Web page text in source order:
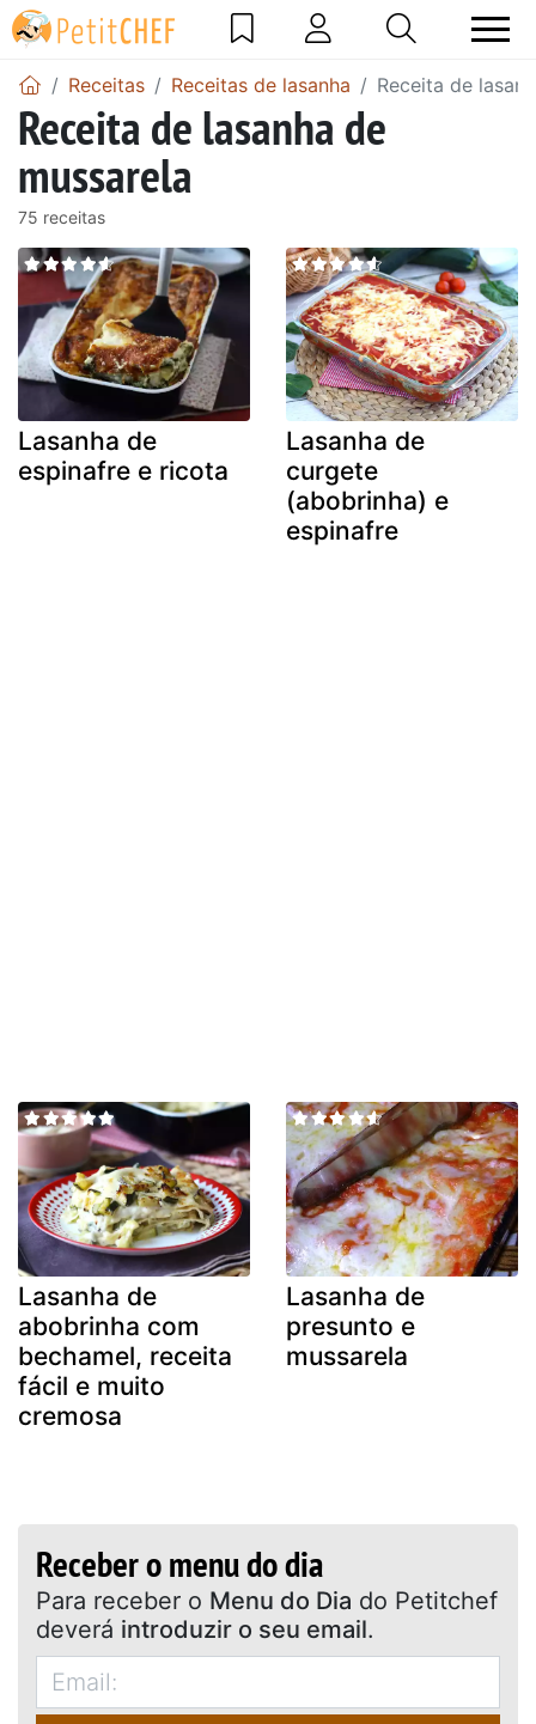
Receitas Receitas de lasanha Receita de
Receita de lasanha de
mussarela
75 receitas
Lasanha de
espinafre e ricota
Lasanha de
curgete
(abobrinha) e
espinafre
Lasanha de
abobrinha com
bechamel, receita
fácil e muito
cremosa
Lasanha de
presunto e
mussarela
Receber o menu do dia
Para receber o Menu do Dia do Petitchef
deverá introduzir o seu email.